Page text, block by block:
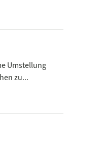
Umstellung
zu...